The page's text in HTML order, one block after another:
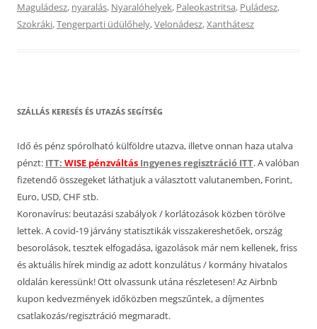
Maguládesz, nyaralás, Nyaralóhelyek, Paleokastritsa, Puládesz,
Szokráki,Tengerparti üdülőhely,Velonádesz,Xanthátesz
SZÁLLÁS KERESÉS ÉS UTAZÁS SEGÍTSÉG
Idő és pénz spórolható külföldre utazva, illetve onnan haza utalva
pénzt: ITT: WISE pénzváltás Ingyenes regisztráció ITT. A valóban
fizetendő összegeket láthatjuk a választott valutanemben, Forint,
Euro, USD, CHF stb.
Koronavírus: beutazási szabályok / korlátozások közben törölve
lettek. A covid-19 járvány statisztikák visszakereshetőek, ország
besorolások, tesztek elfogadása, igazolások már nem kellenek, friss
és aktuális hírek mindig az adott konzulátus / kormány hivatalos
oldalán keressünk! Ott olvassunk utána részletesen! Az Airbnb
kupon kedvezmények időközben megszűntek, a díjmentes
csatlakozás/regisztráció megmaradt.